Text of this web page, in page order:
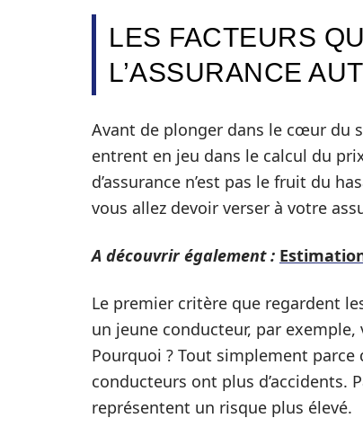
LES FACTEURS
L’ASSURANCE
Avant de plonger dans le cœur du
entrent en jeu dans le calcul du
d’assurance n’est pas le fruit du
vous allez devoir verser à votre
A découvrir également :
Le premier critère que regardent
un jeune conducteur, par
Pourquoi ? Tout simplement
conducteurs ont plus d’accidents.
représentent un risque plus élevé.